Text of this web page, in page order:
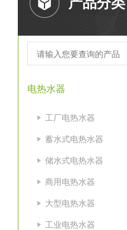
电热水器
工厂电热水器
蓄水式电热水器
储水式电热水器
商用电热水器
大型电热水器
工业电热水器